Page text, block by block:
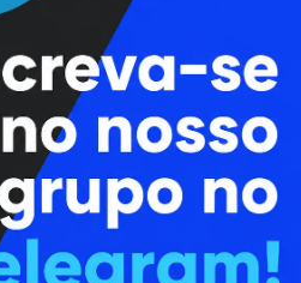
Cursos
Enviar Dica